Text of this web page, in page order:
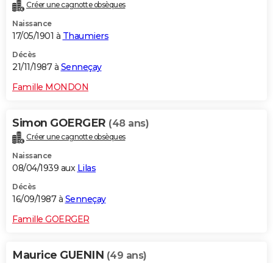
Créer une cagnotte obsèques
Naissance
17/05/1901 à Thaumiers
Décès
21/11/1987 à Senneçay
Famille MONDON
Simon GOERGER (48 ans)
Créer une cagnotte obsèques
Naissance
08/04/1939 aux Lilas
Décès
16/09/1987 à Senneçay
Famille GOERGER
Maurice GUENIN (49 ans)